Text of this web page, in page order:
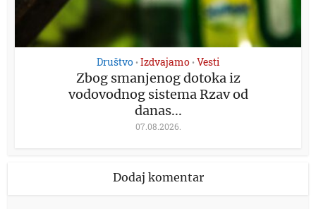
Društvo • Izdvajamo • Vesti
Zbog smanjenog dotoka iz
vodovodnog sistema Rzav od
danas...
07.08.2026.
Dodaj komentar